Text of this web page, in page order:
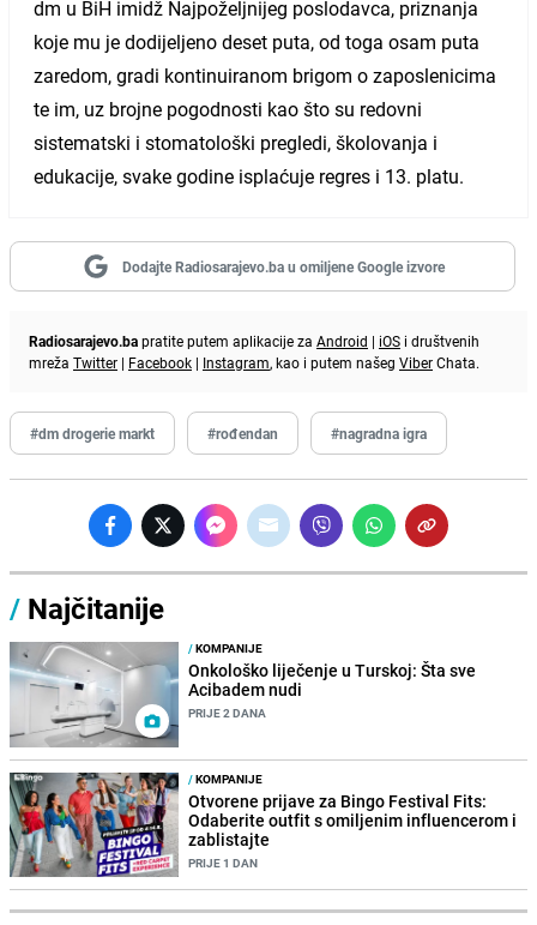
dm u BiH imidž Najpoželjnijeg poslodavca, priznanja
koje mu je dodijeljeno deset puta, od toga osam puta
zaredom, gradi kontinuiranom brigom o zaposlenicima
te im, uz brojne pogodnosti kao što su redovni
sistematski i stomatološki pregledi, školovanja i
edukacije, svake godine isplaćuje regres i 13. platu.
Dodajte Radiosarajevo.ba u omiljene Google izvore
Radiosarajevo.bapratite putem aplikacije za Android | iOS i društvenih
mreža Twitter | Facebook | Instagram, kao i putem našeg ViberChata.
#dm drogerie markt #rođendan #nagradna igra
/ Najčitanije
/KOMPANIJE
Onkološko liječenje u Turskoj: Šta sve
Acibadem nudi
PRIJE 2 DANA
/KOMPANIJE
Otvorene prijave za Bingo Festival Fits:
Odaberite outfit s omiljenim influencerom i
zablistajte
PRIJE 1 DAN